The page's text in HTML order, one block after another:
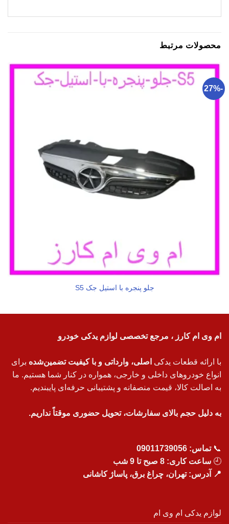
محصولات مرتبط
-27%
جلو پنجره با استیل جک S5
ام وی ام کارز ، مرجع تخصصی لوازم یدکی خودرو
با ارائه قطعات یدکی اصلی، وارداتی و با کیفیت تضمین‌شده برای
انواع خودروهای داخلی و خارجی، همواره در کنار شما هستیم. ما
به اصالت کالا، قیمت منصفانه و پشتیبانی حرفه‌ای پایبندیم.
به دلیل حجم بالای سفارشات، تحویل حضوری موقتاً نداریم.
📞تماس: 09011739056
🕘 ساعت کاری: 8 صبح تا 9 شب
📍 آدرس: تهران، چراغ برق، پاساژ کاشانی
لوازم یدکی ام وی ام